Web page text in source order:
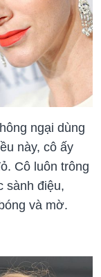
ngại dùng
này, cô ấy
Cô luôn trông
sành điệu,
bóng và mờ.